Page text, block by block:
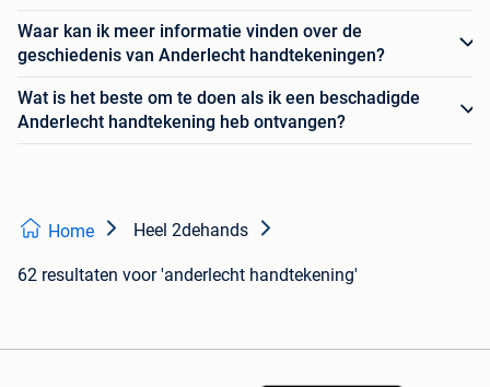
Waar kan ik meer informatie vinden over de
geschiedenis van Anderlecht handtekeningen?
Wat is het beste om te doen als ik een beschadigde
Anderlecht handtekening heb ontvangen?
Home Heel 2dehands
62 resultaten voor 'anderlecht handtekening'